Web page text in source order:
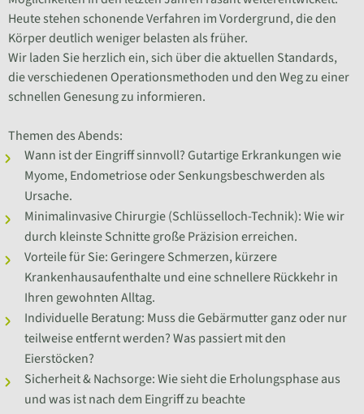
Heute stehen schonende Verfahren im Vordergrund, die den
Körper deutlich weniger belasten als früher.
Wir laden Sie herzlich ein, sich über die aktuellen Standards,
die verschiedenen Operationsmethoden und den Weg zu einer
schnellen Genesung zu informieren.
Themen des Abends:
Wann ist der Eingriff sinnvoll? Gutartige Erkrankungen wie
Myome, Endometriose oder Senkungsbeschwerden als
Ursache.
Minimalinvasive Chirurgie (Schlüsselloch-Technik): Wie wir
durch kleinste Schnitte große Präzision erreichen.
Vorteile für Sie: Geringere Schmerzen, kürzere
Krankenhausaufenthalte und eine schnellere Rückkehr in
Ihren gewohnten Alltag.
Individuelle Beratung: Muss die Gebärmutter ganz oder nur
teilweise entfernt werden? Was passiert mit den
Eierstöcken?
Sicherheit & Nachsorge: Wie sieht die Erholungsphase aus
und was ist nach dem Eingriff zu beachte